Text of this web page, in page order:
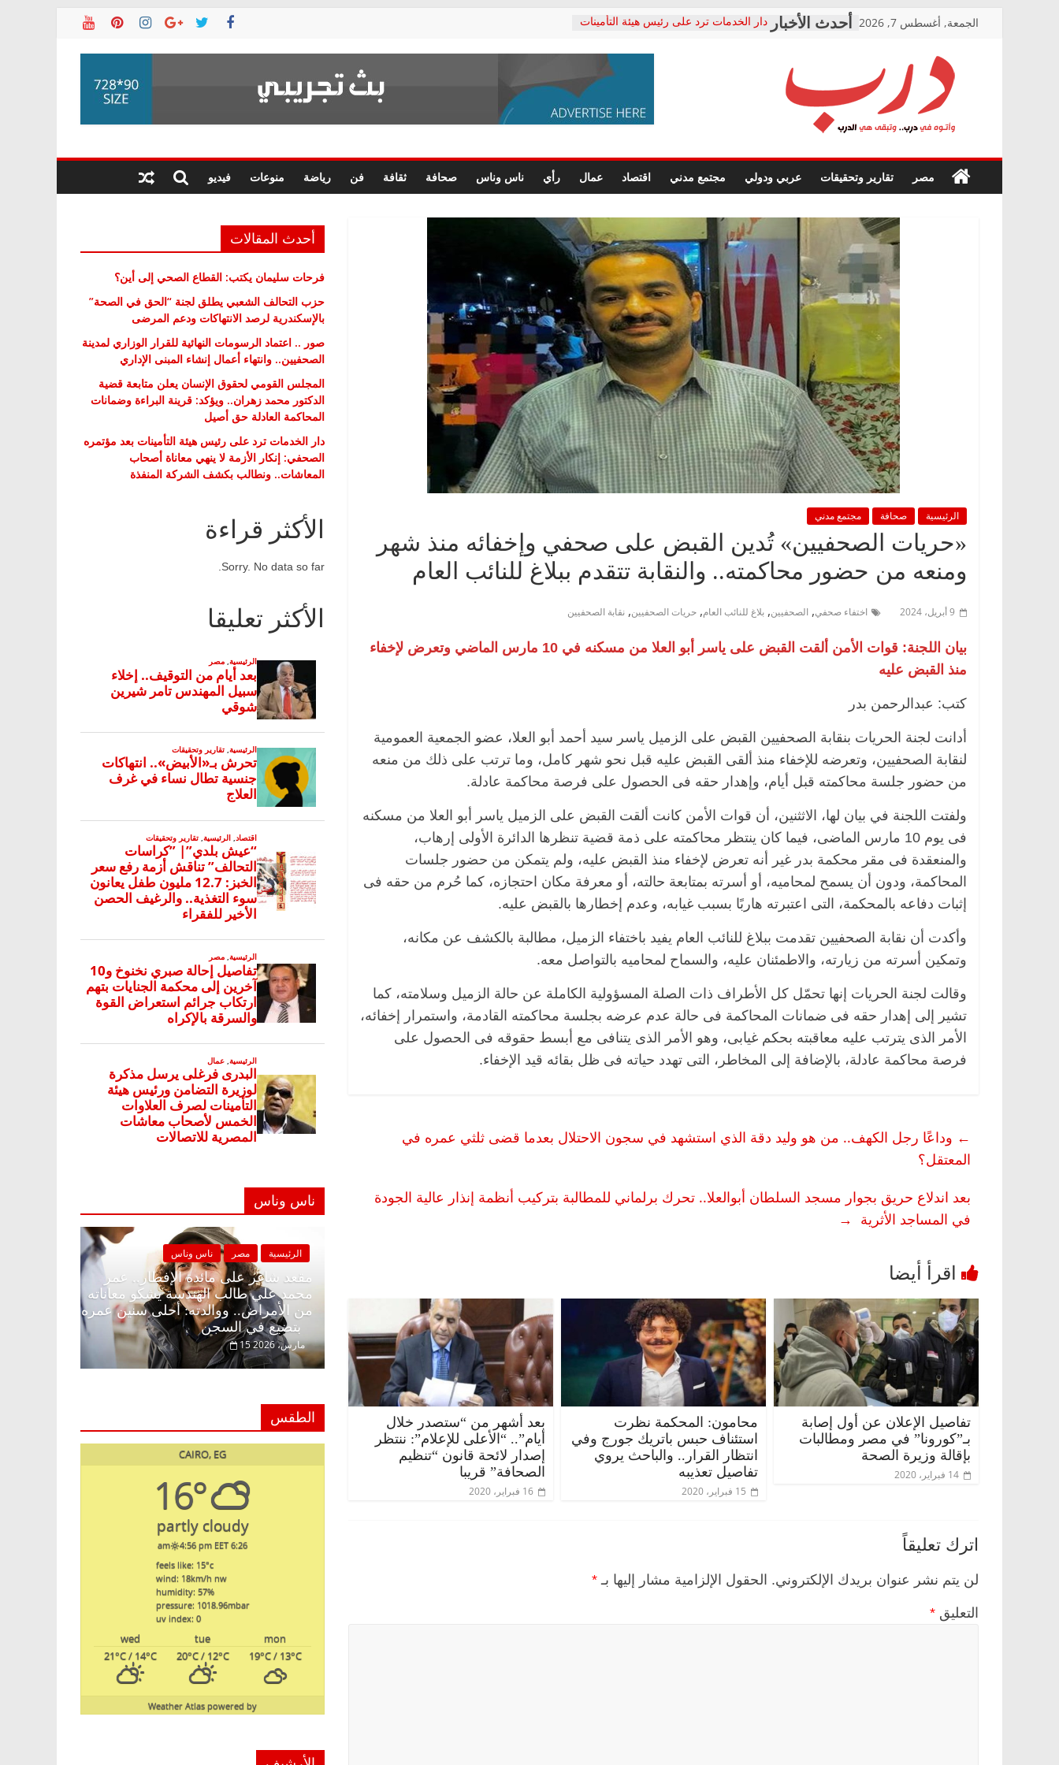
الجمعة, أغسطس 7, 2026
دار الخدمات ترد على رئيس هيئة التأمينات
معاناة أصحاب المعاشات.. ونطالب بكشف
فرحات سليمان يكتب: القطاع الصحي إلى
حزب التحالف الشعبي يطلق لجنة “الحق
صور .. اعتماد الرسومات النهائية للقرار
الوزاري لمدينة الصحفيين.. وانتهاء أعمال
إنشاء المبنى الإداري
متابعة قضية الدكتور محمد زهران.. ويؤكد:
قرينة البراءة وضمانات المحاكمة العادلة
حق أصيل
درب
في
درب..
مصر تقارير وتحقيقات عربي ودولي مجتمع مدني اقتصاد عمال رأي ناس وناس صحافة ثقافة فن رياضة منوعات فيديو
الرئيسية صحافة مجتمع مدني
«حريات الصحفيين» تُدين القبض على صحفي وإخفائه منذ شهر
ومنعه من حضور محاكمته.. والنقابة تتقدم ببلاغ للنائب العام
9 أبريل، 2024 اختفاء صحفي, الصحفيين, بلاغ للنائب العام, حريات الصحفيين, نقابة الصحفيين
بيان اللجنة: قوات الأمن ألقت القبض على ياسر أبو العلا من مسكنه في 10 مارس الماضي وتعرض لإخفاء
منذ القبض عليه
كتب: عبدالرحمن بدر
أدانت لجنة الحريات بنقابة الصحفيين القبض على الزميل ياسر سيد أحمد أبو العلا، عضو الجمعية العمومية
لنقابة الصحفيين، وتعرضه للإخفاء منذ ألقى القبض عليه قبل نحو شهر كامل، وما ترتب على ذلك من منعه
من حضور جلسة محاكمته قبل أيام، وإهدار حقه فى الحصول على فرصة محاكمة عادلة.
ولفتت اللجنة في بيان لها، الاثثنين، أن قوات الأمن كانت ألقت القبض على الزميل ياسر أبو العلا من مسكنه
فى يوم 10 مارس الماضى، فيما كان ينتظر محاكمته على ذمة قضية تنظرها الدائرة الأولى إرهاب،
والمنعقدة فى مقر محكمة بدر غير أنه تعرض لإخفاء منذ القبض عليه، ولم يتمكن من حضور جلسات
المحاكمة، ودون أن يسمح لمحاميه، أو أسرته بمتابعة حالته، أو معرفة مكان احتجازه، كما حُرم من حقه فى
إثبات دفاعه بالمحكمة، التى اعتبرته هاربًا بسبب غيابه، وعدم إخطارها بالقبض عليه.
وأكدت أن نقابة الصحفيين تقدمت ببلاغ للنائب العام يفيد باختفاء الزميل، مطالبة بالكشف عن مكانه،
وتمكين أسرته من زيارته، والاطمئنان عليه، والسماح لمحاميه بالتواصل معه.
وقالت لجنة الحريات إنها تحمّل كل الأطراف ذات الصلة المسؤولية الكاملة عن حالة الزميل وسلامته، كما
تشير إلى إهدار حقه فى ضمانات المحاكمة فى حالة عدم عرضه بجلسة محاكمته القادمة، واستمرار إخفائه،
الأمر الذى يترتب عليه معاقبته بحكم غيابى، وهو الأمر الذى يتنافى مع أبسط حقوقه فى الحصول على
فرصة محاكمة عادلة، بالإضافة إلى المخاطر، التى تهدد حياته فى ظل بقائه قيد الإخفاء.
← وداعًا رجل الكهف.. من هو وليد دقة الذي استشهد في سجون الاحتلال بعدما قضى ثلثي عمره في
المعتقل؟
بعد اندلاع حريق بجوار مسجد السلطان أبوالعلا.. تحرك برلماني للمطالبة بتركيب أنظمة إنذار عالية الجودة
في المساجد الأثرية →
تفاصيل الإعلان عن أول إصابة
بـ”كورونا” في مصر ومطالبات
بإقالة وزيرة الصحة
14 فبراير، 2020
محامون: المحكمة نظرت
استئناف حبس باتريك جورج وفي
انتظار القرار.. والباحث يروي
تفاصيل تعذيبه
15 فبراير، 2020
بعد أشهر من “ستصدر خلال
أيام”.. “الأعلى للإعلام”: ننتظر
إصدار لائحة قانون “تنظيم
الصحافة” قريبا
16 فبراير، 2020
اترك تعليقاً
لن يتم نشر عنوان بريدك الإلكتروني. الحقول الإلزامية مشار إليها بـ *
التعليق *
أحدث المقالات
فرحات سليمان يكتب: القطاع الصحي إلى أين؟
حزب التحالف الشعبي يطلق لجنة “الحق في الصحة”
بالإسكندرية لرصد الانتهاكات ودعم المرضى
صور .. اعتماد الرسومات النهائية للقرار الوزاري لمدينة
الصحفيين.. وانتهاء أعمال إنشاء المبنى الإداري
المجلس القومي لحقوق الإنسان يعلن متابعة قضية
الدكتور محمد زهران.. ويؤكد: قرينة البراءة وضمانات
المحاكمة العادلة حق أصيل
دار الخدمات ترد على رئيس هيئة التأمينات بعد مؤتمره
الصحفي: إنكار الأزمة لا ينهي معاناة أصحاب
المعاشات.. ونطالب بكشف الشركة المنفذة
الأكثر قراءة
Sorry. No data so far.
الأكثر تعليقا
ناس وناس
الرئيسية ناس وناس
مقعد شاغر على مائدة الإفطار..
محمد علي طالب الهندسة يشكو
من الأمراض.. ووالدته: أحلى
بتضيع في السجن
15 مارس، 2026
ناس وناس
مقعد شاغر على الإفطار وبلكونة بلا زينة
رمضان.. د. عبدالخالق فاروق خبير
اقتصادي في انتظار حلم الحرية ولمة
الحبايب
22 فبراير، 2026
الخصخصة الذي دافع عن المال العام
(بروفايل)
21 فبراير، 2026
الرئيسية
قانوني دافع عن قضايا الوطن وانحاز
للحرية (بروفايل)
26 يناير، 2026
وحيداً على أبواب
الطقس
CAIRO, EG
16°
partly cloudy
6:26 am
4:56 pm EET
feels like: 15°c
wind: 18km/h nw
humidity: 57%
pressure: 1018.96mbar
uv index: 0
mon
tue
wed
19°C/ 13°C
20°C/ 12°C
21°C/ 14°C
powered by
Weather Atlas